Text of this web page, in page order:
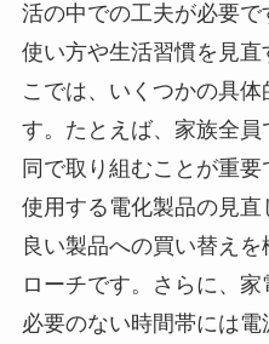
活の中での工夫が必要
使い方や生活習慣を見
こでは、いくつかの具
す。たとえば、家族全
同で取り組むことが重要
使用する電化製品の見
良い製品への買い替え
ローチです。さらに、家
必要のない時間帯には